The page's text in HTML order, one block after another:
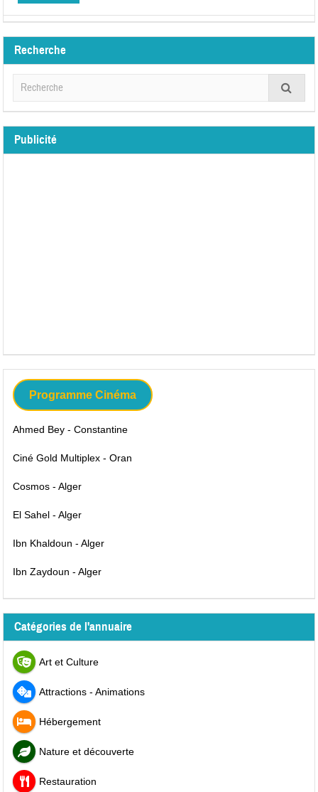
Recherche
Publicité
Programme Cinéma
Ahmed Bey - Constantine
Ciné Gold Multiplex - Oran
Cosmos - Alger
El Sahel - Alger
Ibn Khaldoun - Alger
Ibn Zaydoun - Alger
Catégories de l'annuaire
Art et Culture
Attractions - Animations
Hébergement
Nature et découverte
Restauration